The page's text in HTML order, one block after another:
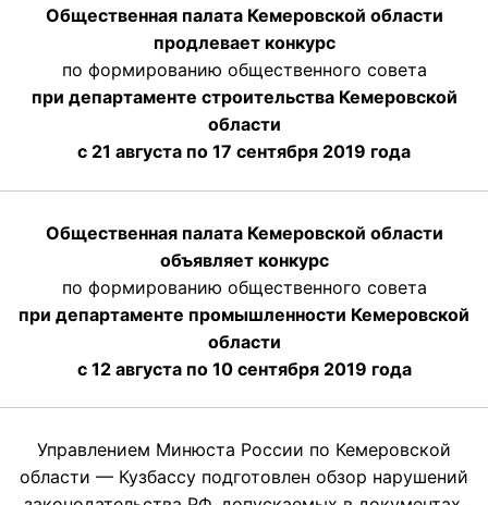
Общественная палата Кемеровской области
продлевает конкурс
по формированию общественного совета
при департаменте строительства Кемеровской
области
с 21 августа по 17 сентября 2019 года
Общественная палата Кемеровской области
объявляет конкурс
по формированию общественного совета
при департаменте промышленности Кемеровской
области
с 12 августа по 10 сентября 2019 года
Управлением Минюста России по Кемеровской
области — Кузбассу подготовлен обзор нарушений